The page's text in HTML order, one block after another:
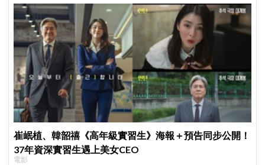
崔岷植、韓韶禧《高年級實習生》海報＋預告同步公開！
37年資深實習生遇上美女CEO
電影